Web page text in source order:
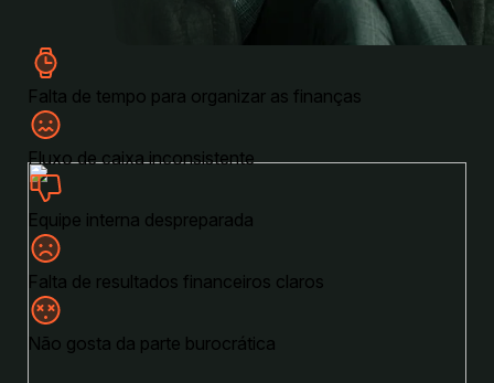
Falta de tempo para organizar as finanças
Fluxo de caixa inconsistente
Equipe interna despreparada
Falta de resultados financeiros claros
Não gosta da parte burocrática